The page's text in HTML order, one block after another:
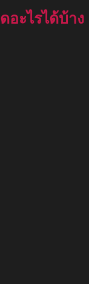
ะไรได้บ้าง